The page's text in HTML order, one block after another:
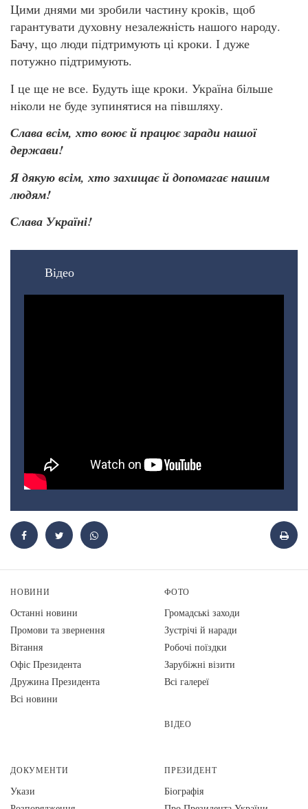
Цими днями ми зробили частину кроків, щоб
гарантувати духовну незалежність нашого народу.
Бачу, що люди підтримують ці кроки. І дуже
потужно підтримують.
І це ще не все. Будуть іще кроки. Україна більше
ніколи не буде зупинятися на півшляху.
Слава всім, хто воює й працює заради нашої
держави!
Я дякую всім, хто захищає й допомагає нашим
людям!
Слава Україні!
Відео
НОВИНИ
Останні новини
Промови та звернення
Вiтання
Офіс Президента
Дружина Президента
Всі новини
ФОТО
Громадські заходи
Зустрічі й наради
Робочі поїздки
Зарубіжні візити
Всі галереї
ВІДЕО
ДОКУМЕНТИ
Укази
ПРЕЗИДЕНТ
Біографія